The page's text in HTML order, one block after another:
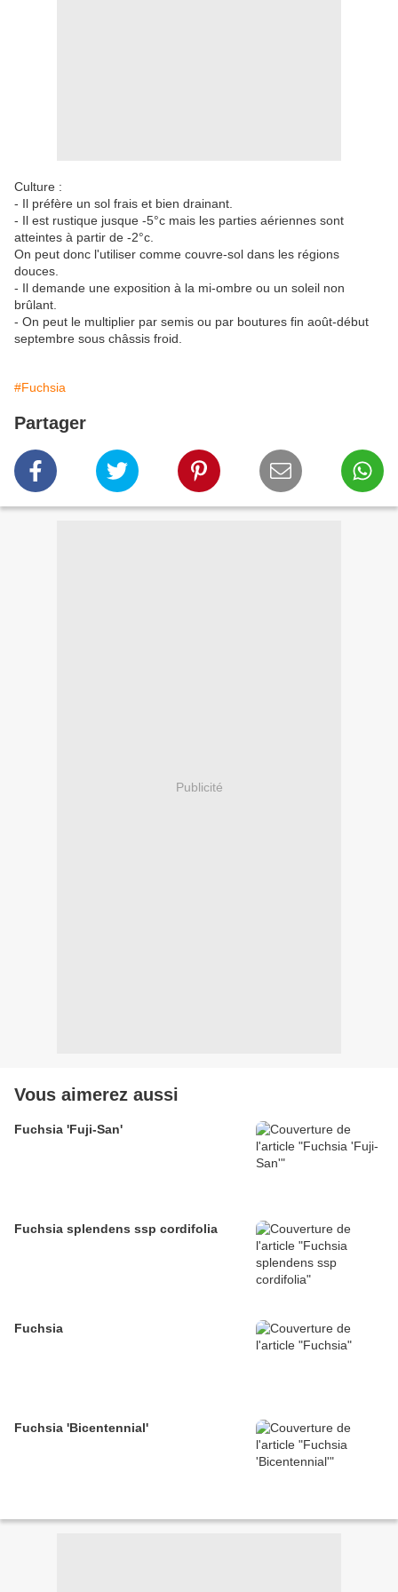
Culture :
- Il préfère un sol frais et bien drainant.
- Il est rustique jusque -5°c mais les parties aériennes sont
atteintes à partir de -2°c.
On peut donc l'utiliser comme couvre-sol dans les régions
douces.
- Il demande une exposition à la mi-ombre ou un soleil non
brûlant.
- On peut le multiplier par semis ou par boutures fin août-début
septembre sous châssis froid.
#Fuchsia
Partager
Publicité
Vous aimerez aussi
Fuchsia 'Fuji-San'
Fuchsia splendens ssp cordifolia
Fuchsia
Fuchsia 'Bicentennial'